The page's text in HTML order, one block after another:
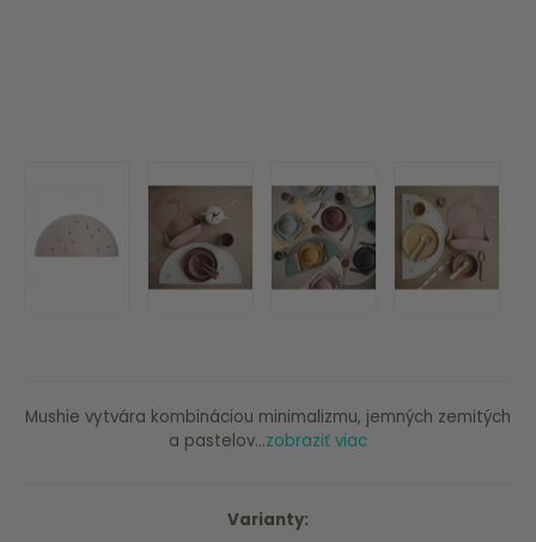
Mushie vytvára kombináciou minimalizmu, jemných zemitých
a pastelov...zobraziť viac
Varianty: